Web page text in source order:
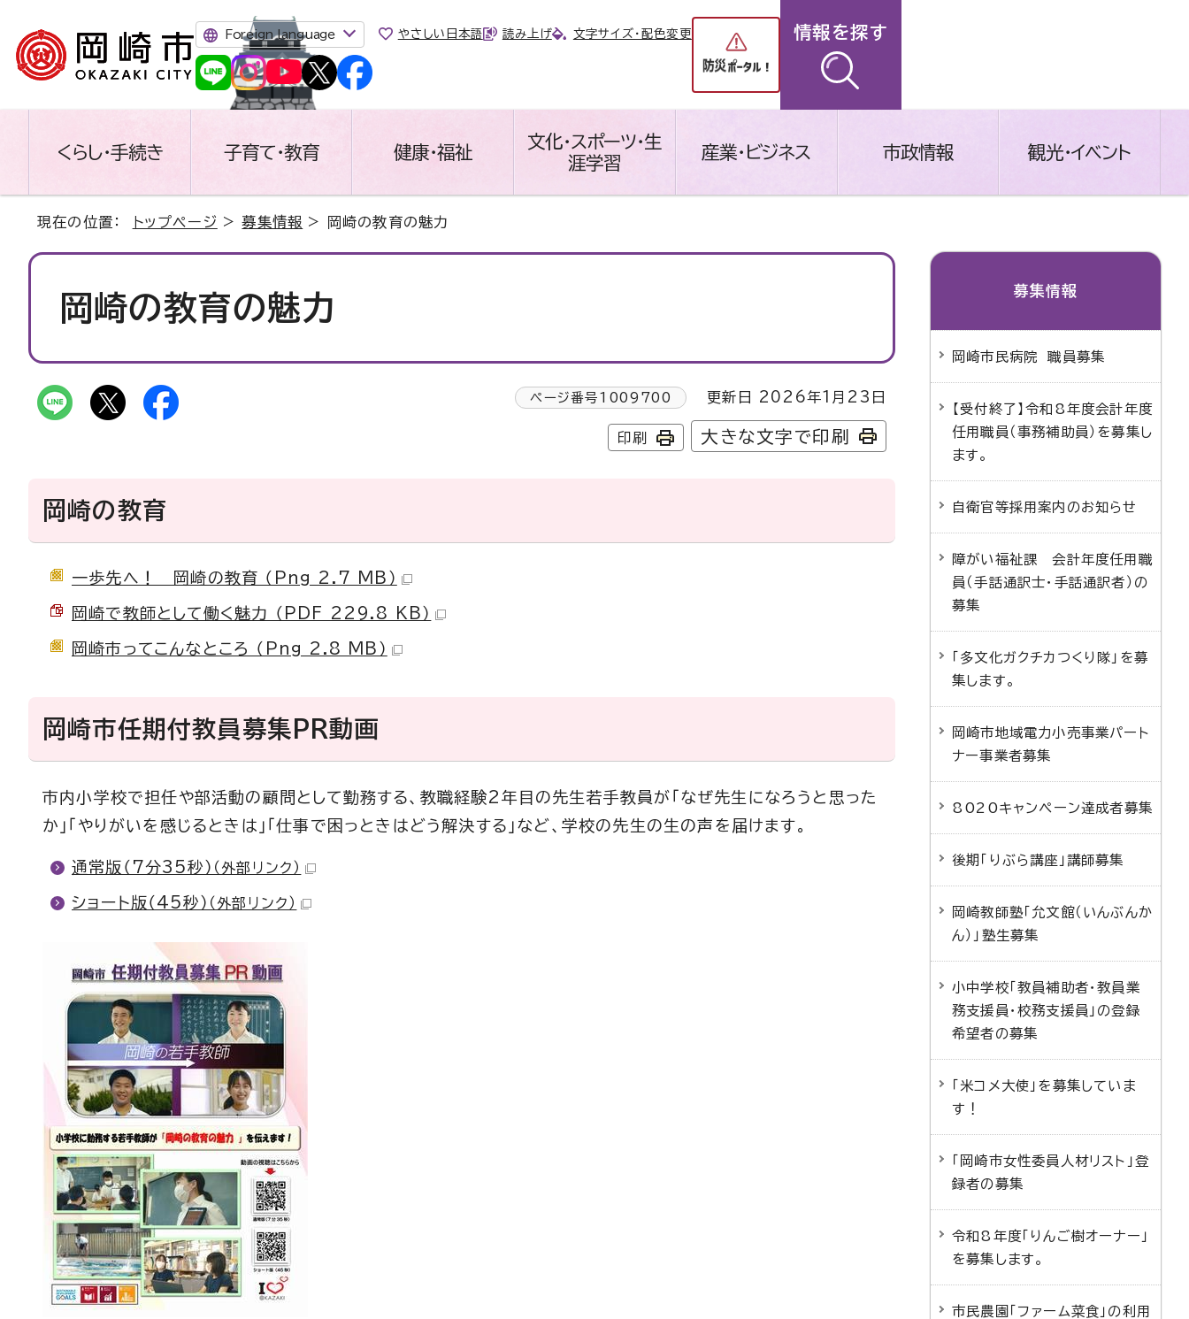
Foreign language やさしい日本語 読み上げ 文字サイズ・配色変更 情報を探す
くらし・手続き 子育て・教育 健康・福祉
文化・スポーツ・生
涯学習
産業・ビジネス 市政情報 観光・イベント
現在の位置： トップページ >募集情報 > 岡崎の教育の魅力
岡崎の教育の魅力
ページ番号 1009700 更新日 2026年1月23日
印刷 大きな文字で印刷
岡崎の教育
一歩先へ！ 岡崎の教育 （Png 2.7 MB）
岡崎で教師として働く魅力 （PDF 229.8 KB）
岡崎市ってこんなところ （Png 2.8 MB）
岡崎市任期付教員募集PR動画
市内小学校で担任や部活動の顧問として勤務する、教職経験2年目の先生若手教員が「なぜ先生になろうと思った
か」「やりがいを感じるときは」「仕事で困っときはどう解決する」など、学校の先生の生の声を届けます。
通常版（7分35秒） （外部リンク）
ショート版（45秒） （外部リンク）
募集情報
岡崎市民病院 職員募集
【受付終了】令和8年度会計年度
任用職員（事務補助員）を募集し
ます。
自衛官等採用案内のお知らせ
障がい福祉課 会計年度任用職
員（手話通訳士・手話通訳者）の
募集
「多文化ガクチカつくり隊」を募
集します。
岡崎市地域電力小売事業パート
ナー事業者募集
8020キャンペーン達成者募集
後期「りぶら講座」講師募集
岡崎教師塾「允文館（いんぶんか
ん）」塾生募集
小中学校「教員補助者・教員業
務支援員・校務支援員」の登録
希望者の募集
「米コメ大使」を募集していま
す！
「岡崎市女性委員人材リスト」登
録者の募集
令和8年度「りんご樹オーナー」
を募集します。
市民農園「ファーム菜食」の利用